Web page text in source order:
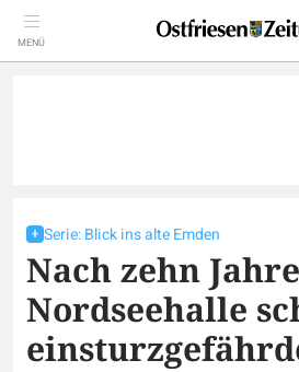
MENÜ
Serie: Blick ins alte Emden
Nach zehn
Nordseehalle